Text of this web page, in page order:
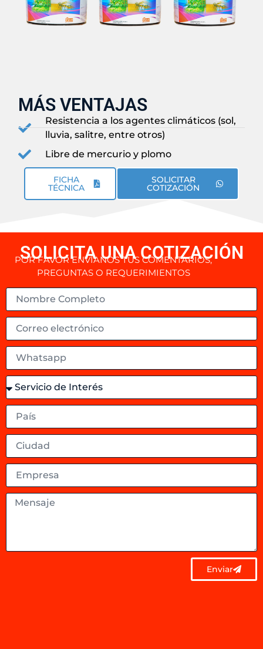
MÁS VENTAJAS
Resistencia a los agentes climáticos (sol,
lluvia, salitre, entre otros)
Libre de mercurio y plomo
FICHA
TÉCNICA
SOLICITAR
COTIZACIÓN
SOLICITA UNA COTIZACIÓN
POR FAVOR ENVÍANOS TUS COMENTARIOS,
PREGUNTAS O REQUERIMIENTOS
Enviar